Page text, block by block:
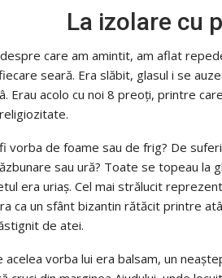
La izolare cu
care am amintit, am aflat
seară. Era slăbit, glasul i se
Erau acolo cu noi 8 preoţi, printre
vorba de foame sau de frig? De
sau ură? Toate se topeau la
era uriaş. Cel mai strălucit
ca un sfânt bizantin rătăcit printre
de atei.
acelea vorba lui era balsam, un